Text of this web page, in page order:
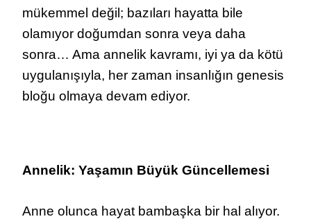
mükemmel değil; bazıları hayatta bile
olamıyor doğumdan sonra veya daha
sonra… Ama annelik kavramı, iyi ya da kötü
uygulanışıyla, her zaman insanlığın genesis
bloğu olmaya devam ediyor.
Annelik: Yaşamın Büyük Güncellemesi
Anne olunca hayat bambaşka bir hal alıyor.